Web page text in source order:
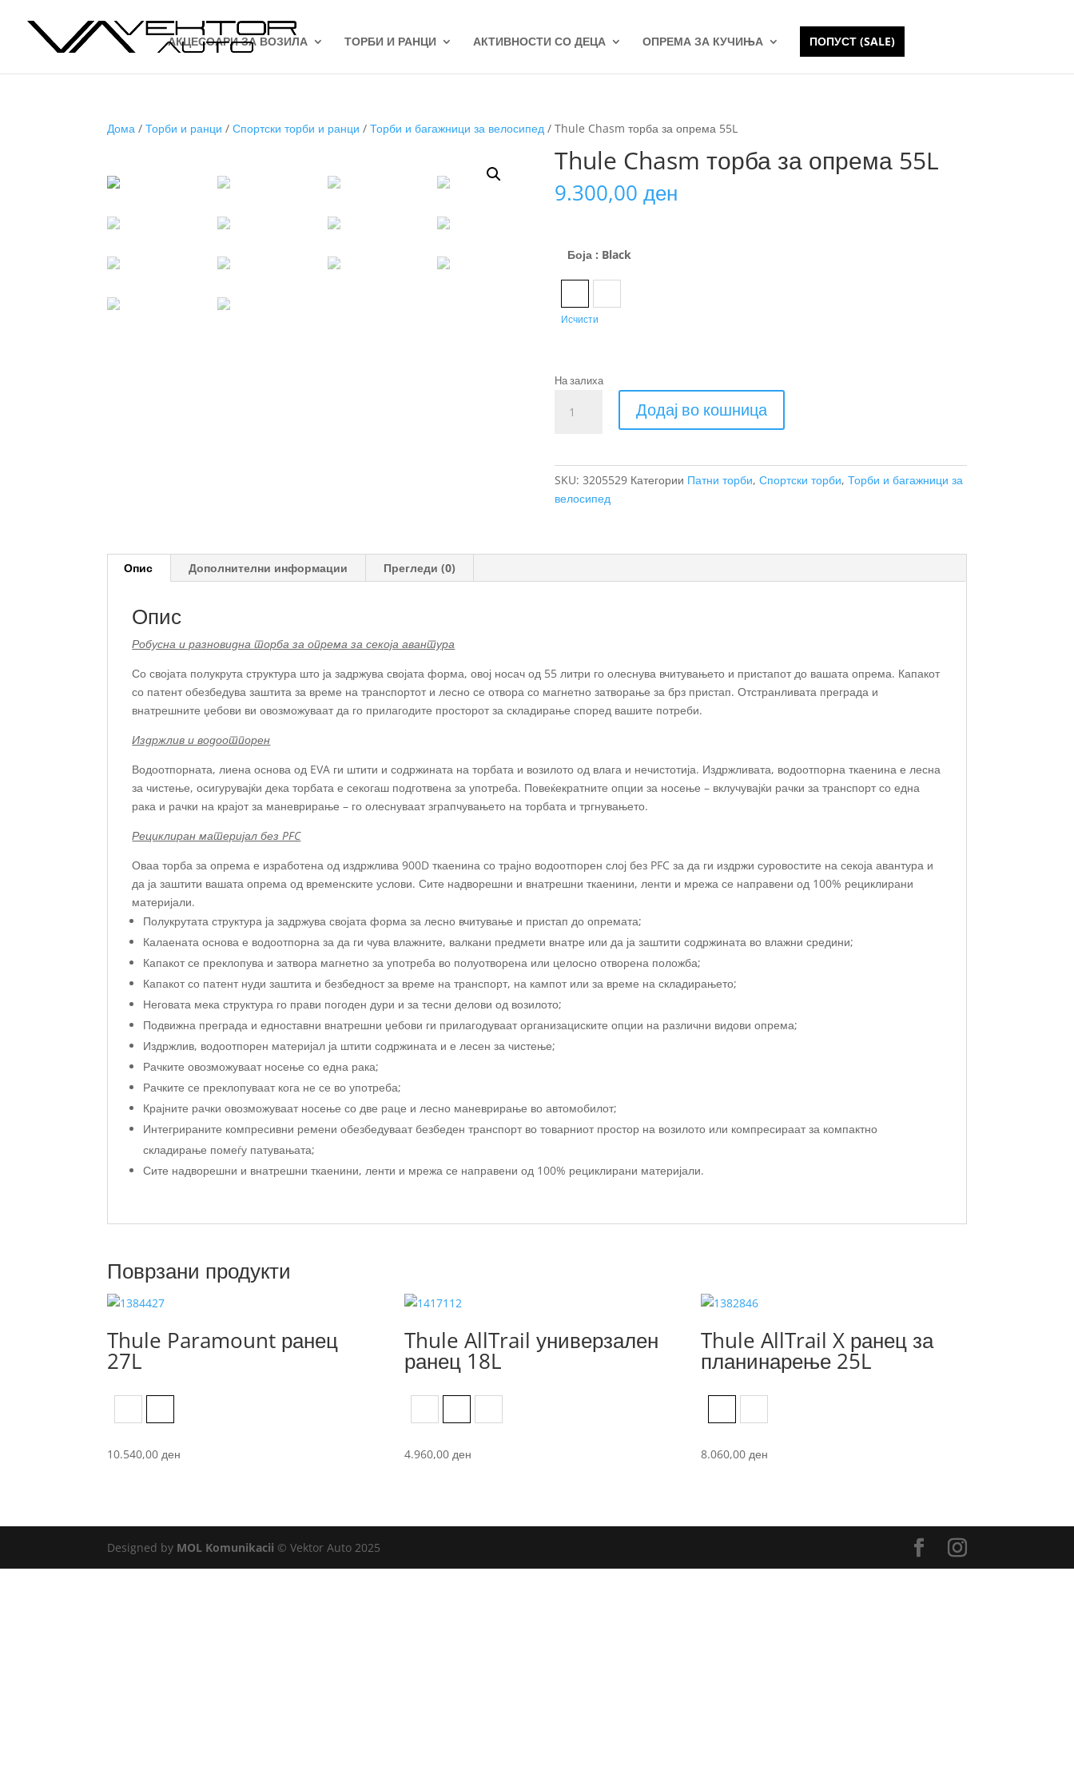
АКЦЕСОАРИ ЗА ВОЗИЛА ТОРБИ И РАНЦИ АКТИВНОСТИ СО ДЕЦА ОПРЕМА ЗА КУЧИЊА ПОПУСТ (SALE)
Дома /Торби и ранци /Спортски торби и ранци /Торби и багажници за велосипед / Thule Chasm торба за опрема 55L
Thule Chasm торба за опрема 55L
9.300,00 ден
Боја: Black
Исчисти
На залиха
Chasm
Додај во кошница
SKU: 3205529 Категории Патни торби, Спортски торби, Торби и багажници за
велосипед
Опис Дополнителни информации Прегледи (0)
Опис
Робусна и разновидна торба за опрема за секоја авантура
Со својата полукрута структура што ја задржува својата форма, овој носач од 55 литри го олеснува вчитувањето и пристапот до вашата опрема. Капакот
со патент обезбедува заштита за време на транспортот и лесно се отвора со магнетно затворање за брз пристап. Отстранливата преграда и
внатрешните џебови ви овозможуваат да го прилагодите просторот за складирање според вашите потреби.
Издржлив и водоотпорен
Водоотпорната, лиена основа од EVA ги штити и содржината на торбата и возилото од влага и нечистотија. Издржливата, водоотпорна ткаенина е лесна
за чистење, осигурувајќи дека торбата е секогаш подготвена за употреба. Повеќекратните опции за носење – вклучувајќи рачки за транспорт со една
рака и рачки на крајот за маневрирање – го олеснуваат зграпчувањето на торбата и тргнувањето.
Рециклиран материјал без PFC
Оваа торба за опрема е изработена од издржлива 900D ткаенина со трајно водоотпорен слој без PFC за да ги издржи суровостите на секоја авантура и
да ја заштити вашата опрема од временските услови. Сите надворешни и внатрешни ткаенини, ленти и мрежа се направени од 100% рециклирани
материјали.
Полукрутата структура ја задржува својата форма за лесно вчитување и пристап до опремата;
Калаената основа е водоотпорна за да ги чува влажните, валкани предмети внатре или да ја заштити содржината во влажни средини;
Капакот се преклопува и затвора магнетно за употреба во полуотворена или целосно отворена положба;
Капакот со патент нуди заштита и безбедност за време на транспорт, на кампот или за време на складирањето;
Неговата мека структура го прави погоден дури и за тесни делови од возилото;
Подвижна преграда и едноставни внатрешни џебови ги прилагодуваат организациските опции на различни видови опрема;
Издржлив, водоотпорен материјал ја штити содржината и е лесен за чистење;
Рачките овозможуваат носење со една рака;
Рачките се преклопуваат кога не се во употреба;
Крајните рачки овозможуваат носење со две раце и лесно маневрирање во автомобилот;
Интегрираните компресивни ремени обезбедуваат безбеден транспорт во товарниот простор на возилото или компресираат за компактно
складирање помеѓу патувањата;
Сите надворешни и внатрешни ткаенини, ленти и мрежа се направени од 100% рециклирани материјали.
Поврзани продукти
Thule Paramount ранец
27L
10.540,00ден
Thule AllTrail универзален
ранец 18L
4.960,00 ден
Thule AllTrail X ранец за
планинарење 25L
8.060,00ден
Designed by MOL Komunikacii © Vektor Auto 2025